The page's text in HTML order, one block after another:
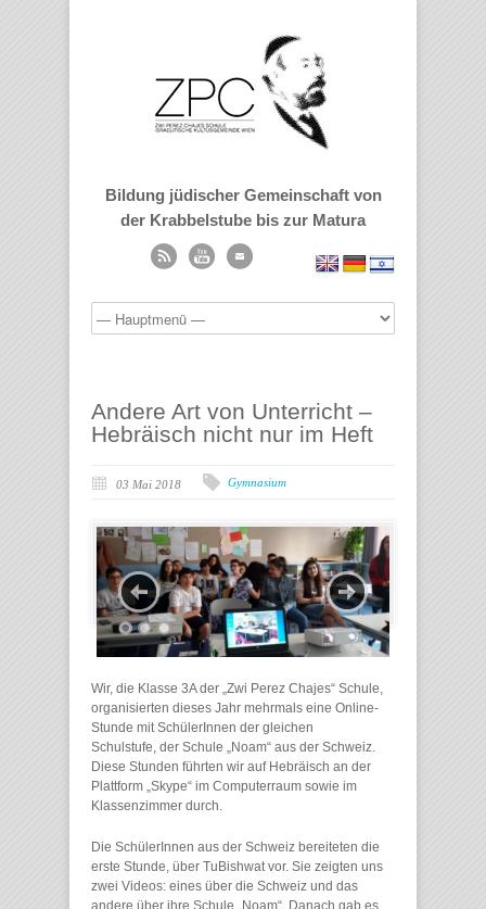
Bildung jüdischer Gemeinschaft von
der Krabbelstube bis zur Matura
Andere Art von Unterricht –
Hebräisch nicht nur im Heft
03 Mai 2018 Gymnasium
Wir, die Klasse 3A der „Zwi Perez Chajes“ Schule,
organisierten dieses Jahr mehrmals eine Online-
Stunde mit SchülerInnen der gleichen
Schulstufe, der Schule „Noam“ aus der Schweiz.
Diese Stunden führten wir auf Hebräisch an der
Plattform „Skype“ im Computerraum sowie im
Klassenzimmer durch.
Die SchülerInnen aus der Schweiz bereiteten die
erste Stunde, über TuBishwat vor. Sie zeigten uns
zwei Videos: eines über die Schweiz und das
andere über ihre Schule „Noam“. Danach gab es